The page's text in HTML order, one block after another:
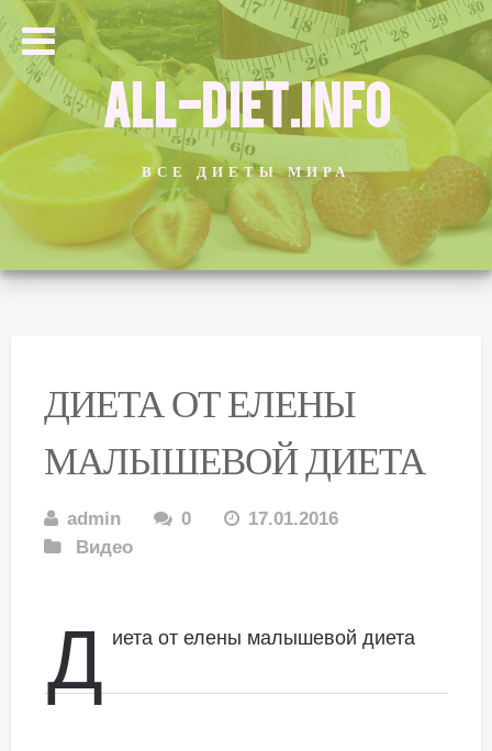
ALL-DIET.INFO
ВСЕ ДИЕТЫ МИРА
ДИЕТА ОТ ЕЛЕНЫ
МАЛЫШЕВОЙ ДИЕТА
admin 0
17.01.2016
Видео
Д иета от елены малышевой диета